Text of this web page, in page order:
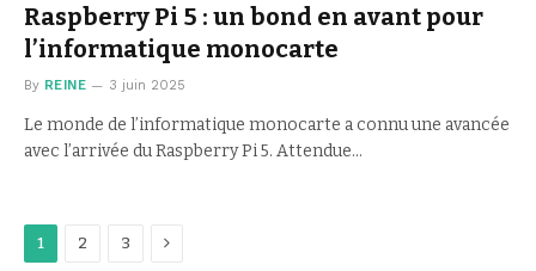
Raspberry Pi 5 : un bond en avant pour
l’informatique monocarte
By REINE 3 juin 2025
Le monde de l’informatique monocarte a connu une avancée
avec l’arrivée du Raspberry Pi 5. Attendue…
1 2 3 Next